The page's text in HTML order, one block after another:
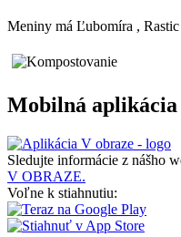
Meniny má Ľubomíra , Rastic
Mobilná aplikácia
Sledujte informácie z nášho
V OBRAZE.
Voľne k stiahnutiu: